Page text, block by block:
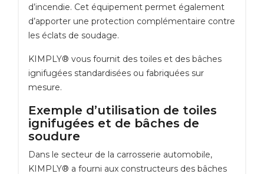
d’incendie. Cet équipement permet également
d’apporter une protection complémentaire contre
les éclats de soudage.
KIMPLY® vous fournit des toiles et des bâches
ignifugées standardisées ou fabriquées sur
mesure.
Exemple d’utilisation de toiles
ignifugées et de bâches de
soudure
Dans le secteur de la carrosserie automobile,
KIMPLY® a fourni aux constructeurs des bâches